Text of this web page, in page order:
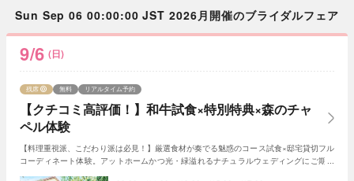
Sun Sep 06 00:00:00 JST 2026月開催のブライダルフェア
9/6 (日)
【クチコミ高評価！】和牛試食×特別特典×森のチャ
ペル体験
残席 無料 リアルタイム予約
【料理重視派、こだわり派は必見！】厳選食材が奏でる魅惑のコース試食×邸宅貸切フル
コーディネート体験。アットホームかつ光・緑溢れるナチュラルウェディングにご期待